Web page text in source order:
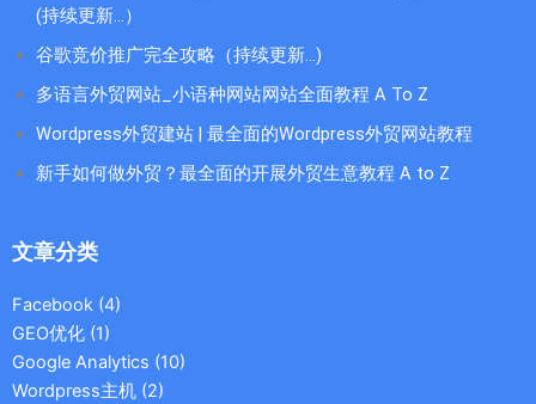
(持续更新...）
谷歌竞价推广完全攻略（持续更新…)
多语言外贸网站_小语种网站网站全面教程 A To Z
Wordpress外贸建站 | 最全面的Wordpress外贸网站教程
新手如何做外贸？最全面的开展外贸生意教程 A to Z
文章分类
Facebook (4)
GEO优化 (1)
Google Analytics (10)
Wordpress主机 (2)